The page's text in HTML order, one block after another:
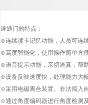
速通门的特点：
⊙连续读卡记忆功能，人员可连
⊙高度智能化，使用操作简单方
⊙语音提示功能，亲切逼真，帮
⊙设备反映速度快，处理能力大
⊙采用电磁离合装置。非法闯入
⊙通过角度编码器进行角度检测